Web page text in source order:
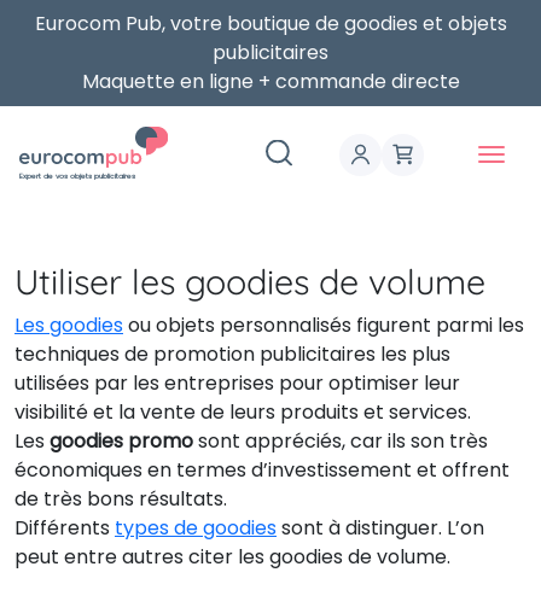
Eurocom Pub, votre boutique de goodies et objets
publicitaires
Maquette en ligne + commande directe
Expert de vos objets publicitaires
Utiliser les goodies de volume
Les goodiesou objets personnalisés figurent parmi les
techniques de promotion publicitaires les plus
utilisées par les entreprises pour optimiser leur
visibilité et la vente de leurs produits et services.
Les goodies promosont appréciés, car ils son très
économiques en termes d’investissement et offrent
de très bons résultats.
Différents types de goodiessont à distinguer. L’on
peut entre autres citer les goodies de volume.